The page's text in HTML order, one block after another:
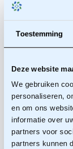
Toestemming
Deze website
We gebruiken
personaliseren,
en om ons
informatie over
partners voor
partners kunnen
delen
Het duo
bijvoorbeeld
elkaar te
kunnen
zuiden van
betrokkenen